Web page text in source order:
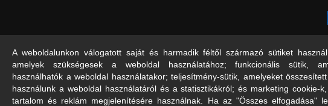
A weboldalunkon válogatott saját és harmadik féltől származó sütiket
amelyek szükségesek a weboldal használatához; funkcionális sütik,
használhatók a weboldal használatakor; teljesítmény-sütik, amelyeket
használunk a weboldal használatáról és a statisztikákról; és marketing cookie-
tartalom és reklám megjelenítésére használnak. Ha az "Összes elfogadása"